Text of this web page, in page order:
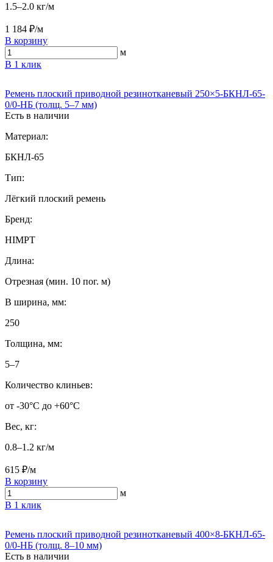
1.5–2.0 кг/м
1 184 ₽/м
В корзину
м
В 1 клик
Ремень плоский приводной резинотканевый 250×5-БКНЛ-65-
0/0-НБ (толщ. 5–7 мм)
Есть в наличии
Материал:
БКНЛ-65
Тип:
Лёгкий плоский ремень
Бренд:
HIMPT
Длина:
Отрезная (мин. 10 пог. м)
B ширина, мм:
250
Толщина, мм:
5–7
Количество клиньев:
от -30°C до +60°C
Вес, кг:
0.8–1.2 кг/м
615 ₽/м
В корзину
м
В 1 клик
Ремень плоский приводной резинотканевый 400×8-БКНЛ-65-
0/0-НБ (толщ. 8–10 мм)
Есть в наличии